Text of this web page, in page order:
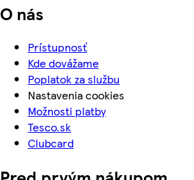
O nás
Prístupnosť
Kde dovážame
Poplatok za službu
Nastavenia cookies
Možnosti platby
Tesco.sk
Clubcard